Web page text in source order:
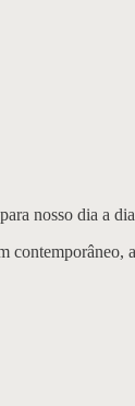
nosso dia a